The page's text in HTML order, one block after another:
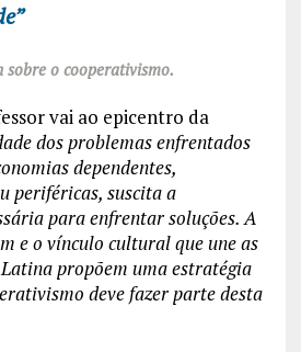
sobre o cooperativismo.
vai ao epicentro da
dos problemas enfrentados
dependentes,
periféricas, suscita a
para enfrentar soluções. A
e o vínculo cultural que une as
propõem uma estratégia
deve fazer parte desta